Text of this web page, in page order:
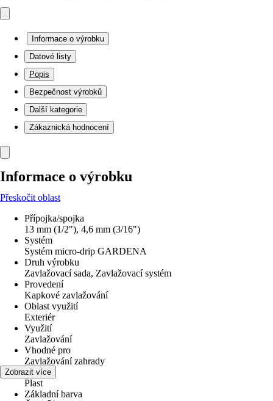
Informace o výrobku
Datové listy
Popis
Bezpečnost výrobků
Další kategorie
Zákaznická hodnocení
Informace o výrobku
Přeskočit oblast
Přípojka/spojka
13 mm (1/2"), 4,6 mm (3/16")
Systém
Systém micro-drip GARDENA
Druh výrobku
Zavlažovací sada, Zavlažovací systém
Provedení
Kapkové zavlažování
Oblast využití
Exteriér
Využití
Zavlažování
Vhodné pro
Zavlažování zahrady
Materiál
Plast
Základní barva
Zobrazit více